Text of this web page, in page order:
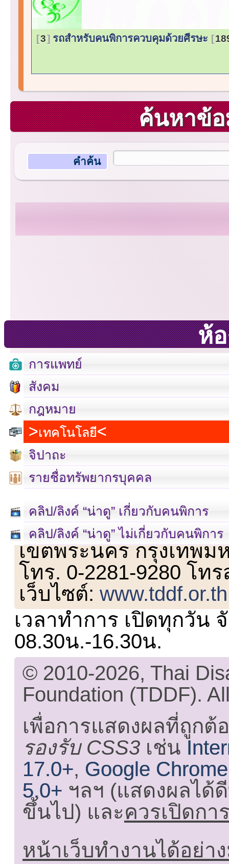
3 รถสำหรับคนพิการควบคุมด้วยศีรษะ
ค้นหาข้
คำค้น
ห้
การแพทย์
สังคม
กฎหมาย
เทคโนโลยี
จิปาถะ
รายชื่อทรัพยากรบุคคล
คลิป/ลิงค์ “น่าดู” เกี่ยวกับคนพิการ
คลิป/ลิงค์ “น่าดู” ไม่เกี่ยวกับคนพิการ
เลขที่ 23 ชั้น 2 ถนนวิ
เขตพระนคร กรุงเทพม
โทร. 0-2281-9280 โท
เว็บไซต์:www.tddf.or.th
เวลาทำการ เปิดทุกวัน
08.30น.-16.30น.
© 2010-2026, Thai
Foundation (TDDF).
เพื่อการแสดงผลที่ถูกต้
รองรับ CSS3 เช่น
17.0+, Google
5.0+ ฯลฯ (แสดงผลได้
ขึ้นไป) และควรเปิดกา
หน้าเว็บทำงานได้อย่า